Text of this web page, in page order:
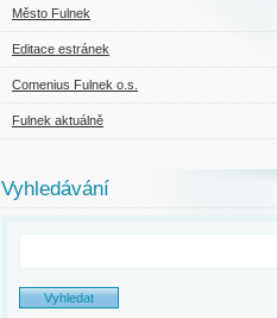
Město Fulnek
Editace estránek
Comenius Fulnek o.s.
Fulnek aktuálně
Vyhledávání